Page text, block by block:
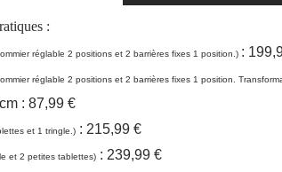
:
réglable 2 positions et 2 barrières fixes 1 position.) :
réglable 2 positions et 2 barrières fixes 1 position.
: 87,99 €
et 1 tringle.): 215,99 €
et 2 petites tablettes): 239,99 €